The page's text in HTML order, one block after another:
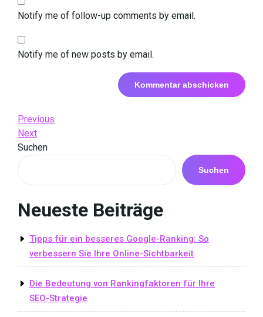
Notify me of follow-up comments by email.
Notify me of new posts by email.
Beitrags-
Navigation
Previous
Post
Previous
Next
Post
Next
Suchen
Suchen
Neueste Beiträge
Tipps für ein besseres Google-Ranking: So
verbessern Sie Ihre Online-Sichtbarkeit
Die Bedeutung von Rankingfaktoren für Ihre
SEO-Strategie